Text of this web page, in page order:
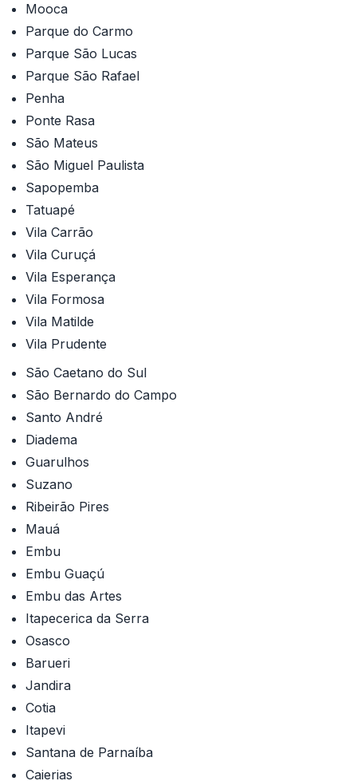
Mooca
Parque do Carmo
Parque São Lucas
Parque São Rafael
Penha
Ponte Rasa
São Mateus
São Miguel Paulista
Sapopemba
Tatuapé
Vila Carrão
Vila Curuçá
Vila Esperança
Vila Formosa
Vila Matilde
Vila Prudente
São Caetano do Sul
São Bernardo do Campo
Santo André
Diadema
Guarulhos
Suzano
Ribeirão Pires
Mauá
Embu
Embu Guaçú
Embu das Artes
Itapecerica da Serra
Osasco
Barueri
Jandira
Cotia
Itapevi
Santana de Parnaíba
Caierias